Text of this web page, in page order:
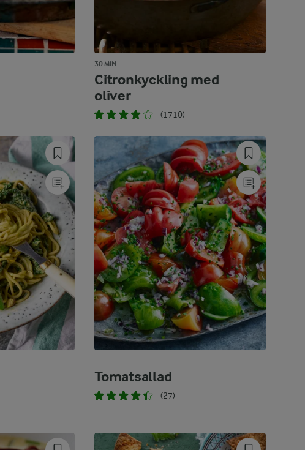
30 MIN
Citronkyckling med
oliver
(1710)
Tomatsallad
(27)